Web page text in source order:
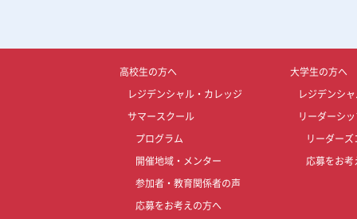
高校生の方へ
レジデンシャル・カレッジ
サマースクール
プログラム
開催地域・メンター
参加者・教育関係者の声
応募をお考えの方へ
大学生の方へ
レジデンシ
リーダーシ
リーダーズ
応募をお考